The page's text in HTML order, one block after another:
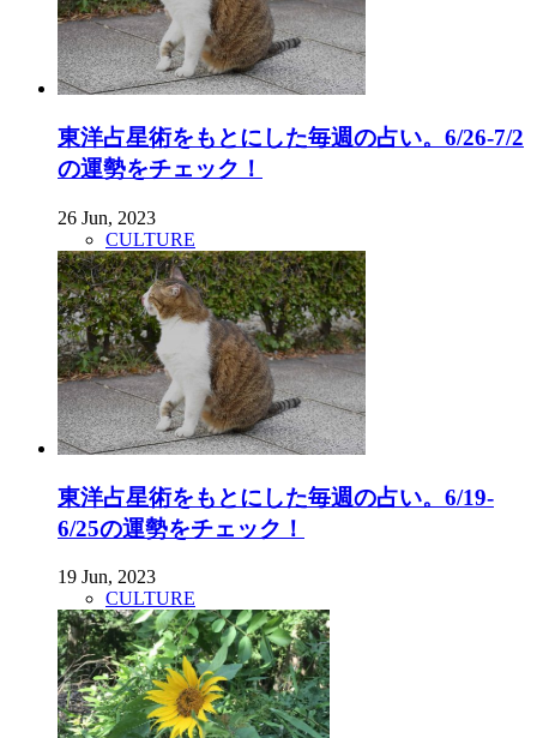
東洋占星術をもとにした毎週の占い。6/26-7/2
の運勢をチェック！
26 Jun, 2023
CULTURE
東洋占星術をもとにした毎週の占い。6/19-
6/25の運勢をチェック！
19 Jun, 2023
CULTURE